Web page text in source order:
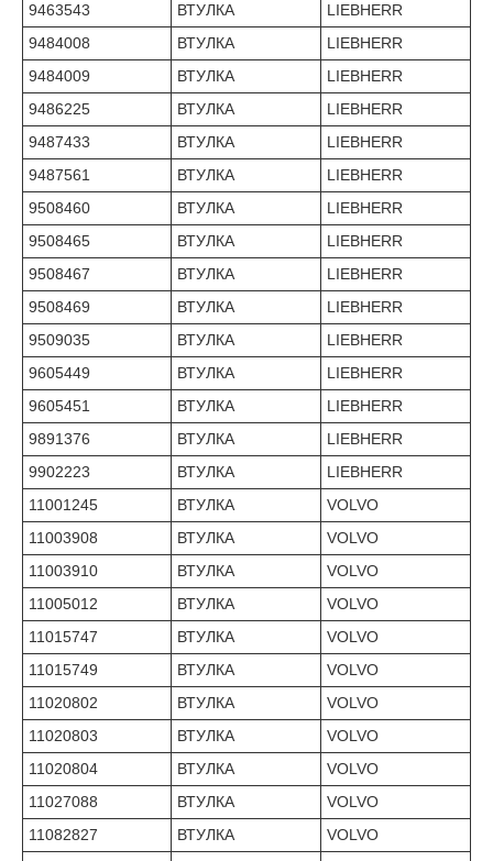
9463543 ВТУЛКА
LIEBHERR
9484008
ВТУЛКА
LIEBHERR
9484009
ВТУЛКА
LIEBHERR
9486225
ВТУЛКА
LIEBHERR
9487433
ВТУЛКА
LIEBHERR
9487561
ВТУЛКА
LIEBHERR
9508460
ВТУЛКА
LIEBHERR
9508465
ВТУЛКА
LIEBHERR
9508467
ВТУЛКА
LIEBHERR
9508469
ВТУЛКА
LIEBHERR
9509035
ВТУЛКА
LIEBHERR
9605449
ВТУЛКА
LIEBHERR
9605451
ВТУЛКА
LIEBHERR
9891376
ВТУЛКА
LIEBHERR
9902223
ВТУЛКА
LIEBHERR
11001245
ВТУЛКА
VOLVO
11003908
ВТУЛКА
VOLVO
11003910
ВТУЛКА
VOLVO
11005012
ВТУЛКА
VOLVO
11015747
ВТУЛКА
VOLVO
11015749
ВТУЛКА
VOLVO
11020802
ВТУЛКА
VOLVO
11020803
ВТУЛКА
VOLVO
11020804
ВТУЛКА
VOLVO
11027088
ВТУЛКА
VOLVO
11082827
ВТУЛКА
VOLVO